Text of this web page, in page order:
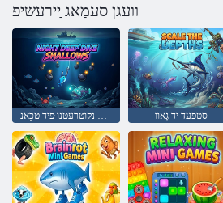
וועגן סעמַאג ַיירעשיפ
זוָאלַאש נקוטרעטנו ּפיד טכַאנ סטּפעד יד גָאוו